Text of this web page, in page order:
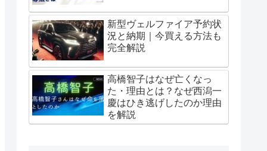
新型ヴェルファイア予約状
況と納期｜今買える方法も
完全解説
高橋智子はなぜ亡くなっ
た・理由とは？なぜ西潟一
慶はひき逃げしたのか理由
を解説